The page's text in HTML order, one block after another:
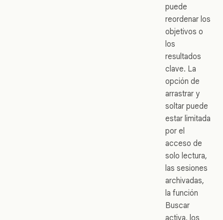
puede
reordenar los
objetivos o
los
resultados
clave. La
opción de
arrastrar y
soltar puede
estar limitada
por el
acceso de
solo lectura,
las sesiones
archivadas,
la función
Buscar
activa, los